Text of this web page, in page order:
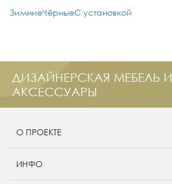
ЗимниеЧёрныеС установкой
ДИЗАЙНЕРСКАЯ МЕБЕЛЬ И
АКСЕССУАРЫ
О ПРОЕКТЕ
ИНФО